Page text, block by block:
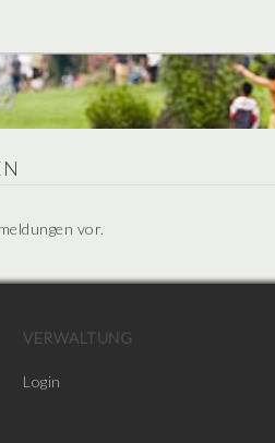
vor.
VERWALTUNG
Login